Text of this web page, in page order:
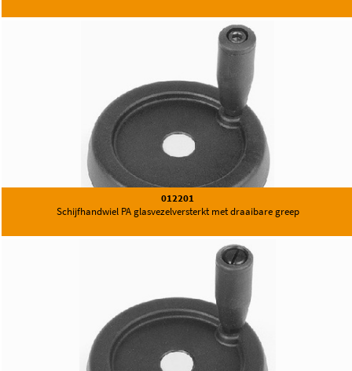
012201
Schijfhandwiel PA glasvezelversterkt met draaibare greep